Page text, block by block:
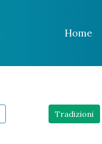
Home
Tradizioni